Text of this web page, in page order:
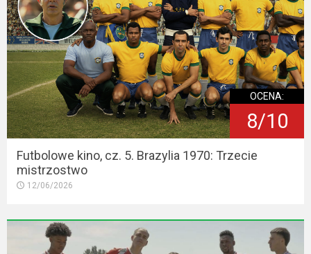
OCENA:
8/10
Futbolowe kino, cz. 5. Brazylia 1970: Trzecie
mistrzostwo
12/06/2026